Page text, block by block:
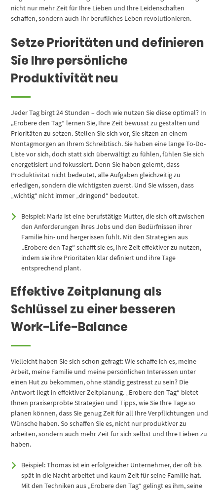
nicht nur mehr Zeit für Ihre Lieben und Ihre Leidenschaften
schaffen, sondern auch Ihr berufliches Leben revolutionieren.
Setze Prioritäten und definieren
Sie Ihre persönliche
Produktivität neu
Jeder Tag birgt 24 Stunden – doch wie nutzen Sie diese optimal? In
„Erobere den Tag“ lernen Sie, Ihre Zeit bewusst zu gestalten und
Prioritäten zu setzen. Stellen Sie sich vor, Sie sitzen an einem
Montagmorgen an Ihrem Schreibtisch. Sie haben eine lange To-Do-
Liste vor sich, doch statt sich überwältigt zu fühlen, fühlen Sie sich
energetisiert und fokussiert. Denn Sie haben gelernt, dass
Produktivität nicht bedeutet, alle Aufgaben gleichzeitig zu
erledigen, sondern die wichtigsten zuerst. Und Sie wissen, dass
„wichtig“ nicht immer „dringend“ bedeutet.
Beispiel: Maria ist eine berufstätige Mutter, die sich oft zwischen
den Anforderungen ihres Jobs und den Bedürfnissen ihrer
Familie hin- und hergerissen fühlt. Mit den Strategien aus
„Erobere den Tag“ schafft sie es, ihre Zeit effektiver zu nutzen,
indem sie ihre Prioritäten klar definiert und ihre Tage
entsprechend plant.
Effektive Zeitplanung als
Schlüssel zu einer besseren
Work-Life-Balance
Vielleicht haben Sie sich schon gefragt: Wie schaffe ich es, meine
Arbeit, meine Familie und meine persönlichen Interessen unter
einen Hut zu bekommen, ohne ständig gestresst zu sein? Die
Antwort liegt in effektiver Zeitplanung. „Erobere den Tag“ bietet
Ihnen praxiserprobte Strategien und Tipps, wie Sie Ihre Tage so
planen können, dass Sie genug Zeit für all Ihre Verpflichtungen und
Wünsche haben. So schaffen Sie es, nicht nur produktiver zu
arbeiten, sondern auch mehr Zeit für sich selbst und Ihre Lieben zu
haben.
Beispiel: Thomas ist ein erfolgreicher Unternehmer, der oft bis
spät in die Nacht arbeitet und kaum Zeit für seine Familie hat.
Mit den Techniken aus „Erobere den Tag“ gelingt es ihm, seine